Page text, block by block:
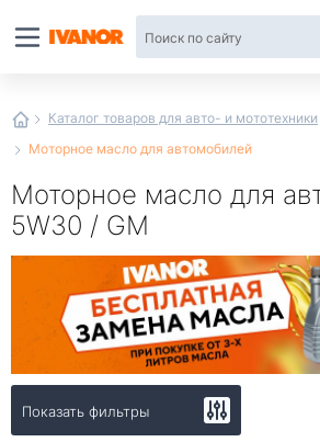
Каталог товаров для авто- и мототехники
Моторное масло для автомобилей
Моторное масло для
5W30 / GM
Показать фильтры
интернет-